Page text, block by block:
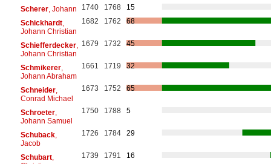
Scherer, Johann 1740 1768
15
Schickhardt,
Johann Christian
1682 1762 68
Schiefferdecker,
Johann Christian
1679 1732 45
Schmikerer,
Johann Abraham
1661 1719 32
Schneider,
Conrad Michael
1673 1752 65
Schroeter,
Johann Samuel
1750 1788 5
Schuback,
Jacob
1726 1784 29
Schubart,
1739 1791 16